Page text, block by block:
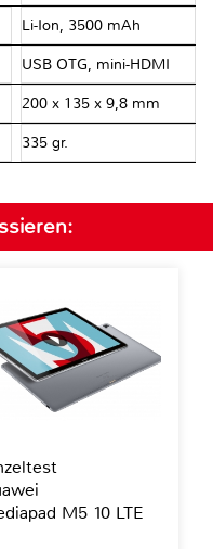
Li-Ion, 3500 mAh
USB OTG, mini-HDMI
200 x 135 x 9,8 mm
335 gr.
M5 10 LTE